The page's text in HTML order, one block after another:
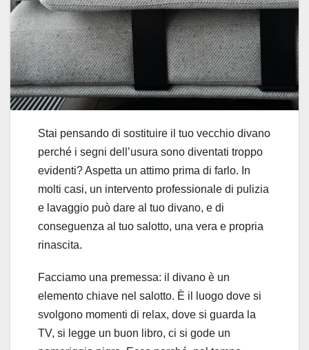
Stai pensando di sostituire il tuo vecchio divano
perché i segni dell’usura sono diventati troppo
evidenti? Aspetta un attimo prima di farlo. In
molti casi, un intervento professionale di pulizia
e lavaggio può dare al tuo divano, e di
conseguenza al tuo salotto, una vera e propria
rinascita.
Facciamo una premessa: il divano è un
elemento chiave nel salotto. È il luogo dove si
svolgono momenti di relax, dove si guarda la
TV, si legge un buon libro, ci si gode un